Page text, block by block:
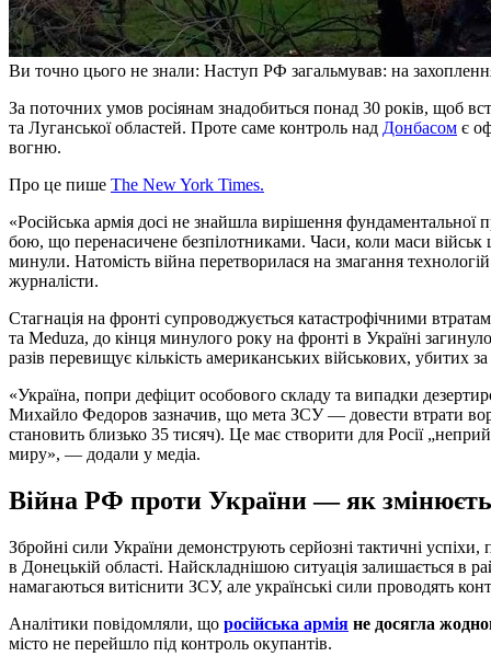
Ви точно цього не знали: Наступ РФ загальмував: на
За поточних умов росіянам знадобиться понад 30 років, щоб встановити повний контроль над територією Донецької
та Луганської областей. Проте саме контроль над Донбасом є
вогню.
Про це пише The New York Times.
«Російська армія досі не знайшла вирішення
бою, що перенасичене безпілотниками. Часи, коли маси
минули. Натомість війна перетворилася на змагання
журналісти.
Стагнація на фронті супроводжується катастрофічними
та Meduza, до кінця минулого року на фронті в Україні
разів перевищує кількість американських військових, убитих
«Україна, попри дефіцит особового складу та випадки
Михайло Федоров зазначив, що мета ЗСУ — довести втрати
становить близько 35 тисяч). Це має створити для Росії
миру», — додали у медіа.
Війна РФ проти України — як
Збройні сили України демонструють серйозні тактичні
в Донецькій області. Найскладнішою ситуація залишається в
намагаються витіснити ЗСУ, але українські сили проводять
Аналітики повідомляли, що російська армія не досягла
місто не перейшло під контроль окупантів.